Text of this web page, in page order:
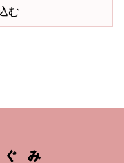
む
み